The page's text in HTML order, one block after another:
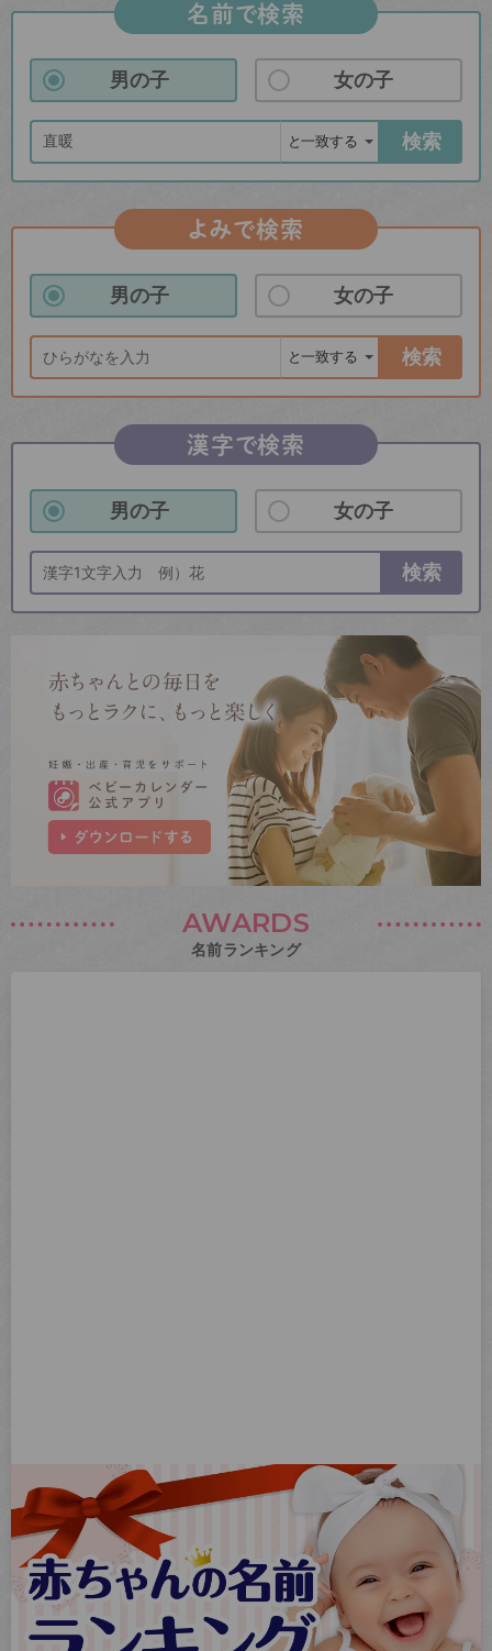
名前で検索
男の子 女の子
検索
よみで検索
男の子 女の子
検索
漢字で検索
男の子 女の子
検索
AWARDS
名前ランキング